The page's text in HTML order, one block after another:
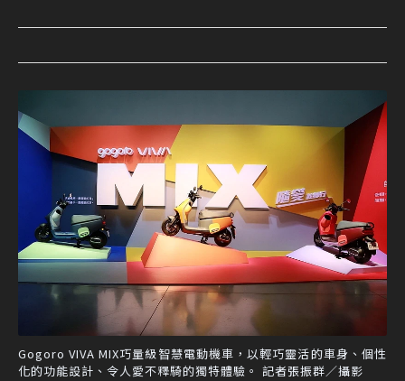
Gogoro VIVA MIX巧量級智慧電動機車，以輕巧靈活的車身、個性
化的功能設計、令人愛不釋騎的獨特體驗。 記者張振群／攝影